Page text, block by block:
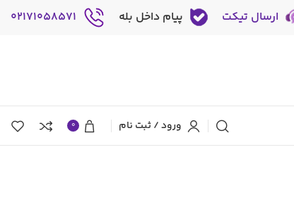
ارسال تیکت پیام داخل بله 02171058571
ورود / ثبت نام 0